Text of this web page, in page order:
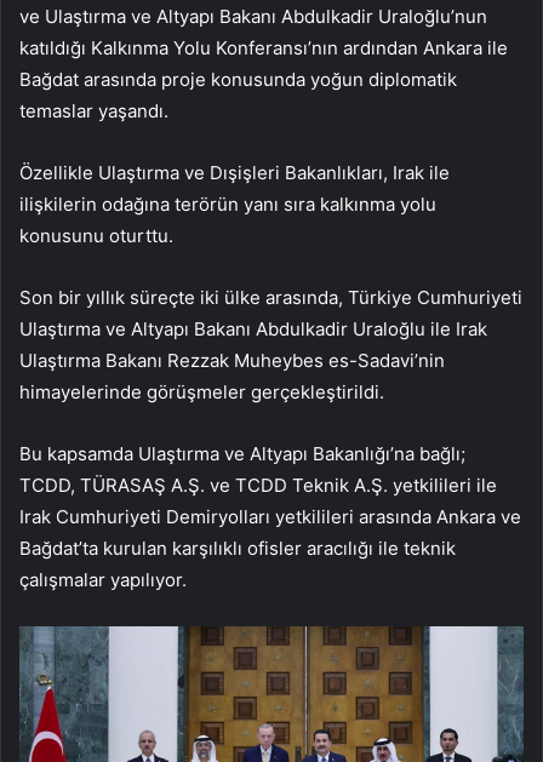
ve Ulaştırma ve Altyapı Bakanı Abdulkadir Uraloğlu’nun
katıldığı Kalkınma Yolu Konferansı’nın ardından Ankara ile
Bağdat arasında proje konusunda yoğun diplomatik
temaslar yaşandı.
Özellikle Ulaştırma ve Dışişleri Bakanlıkları, Irak ile
ilişkilerin odağına terörün yanı sıra kalkınma yolu
konusunu oturttu.
Son bir yıllık süreçte iki ülke arasında, Türkiye Cumhuriyeti
Ulaştırma ve Altyapı Bakanı Abdulkadir Uraloğlu ile Irak
Ulaştırma Bakanı Rezzak Muheybes es-Sadavi’nin
himayelerinde görüşmeler gerçekleştirildi.
Bu kapsamda Ulaştırma ve Altyapı Bakanlığı’na bağlı;
TCDD, TÜRASAŞ A.Ş. ve TCDD Teknik A.Ş. yetkilileri ile
Irak Cumhuriyeti Demiryolları yetkilileri arasında Ankara ve
Bağdat’ta kurulan karşılıklı ofisler aracılığı ile teknik
çalışmalar yapılıyor.